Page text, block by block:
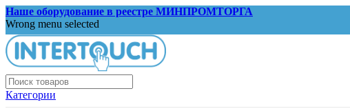
Наше оборудование в реестре МИНПРОМТОРГА
Wrong menu selected
Категории